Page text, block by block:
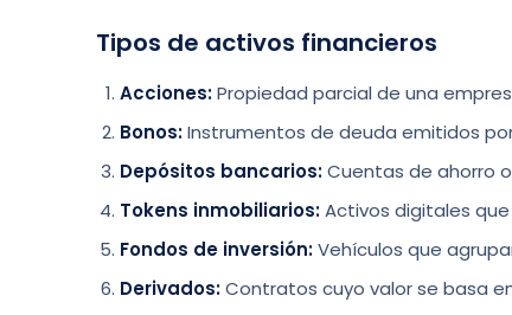
Tipos de activos financieros
Acciones:Propiedad parcial de una
Bonos:Instrumentos de deuda emitidos
Depósitos bancarios:Cuentas de ahorro
Tokens inmobiliarios:Activos digitales
Fondos de inversión:Vehículos que
Derivados:Contratos cuyo valor se basa